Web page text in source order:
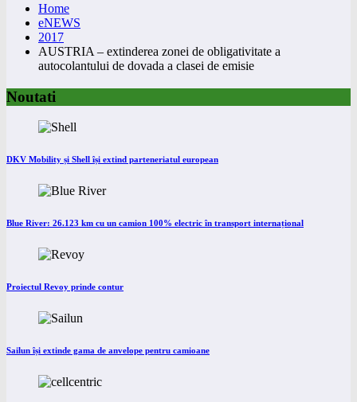
Home
eNEWS
2017
AUSTRIA – extinderea zonei de obligativitate a
autocolantului de dovada a clasei de emisie
Noutati
DKV Mobility și Shell își extind parteneriatul european
Blue River: 26.123 km cu un camion 100% electric în transport internațional
Proiectul Revoy prinde contur
Sailun își extinde gama de anvelope pentru camioane